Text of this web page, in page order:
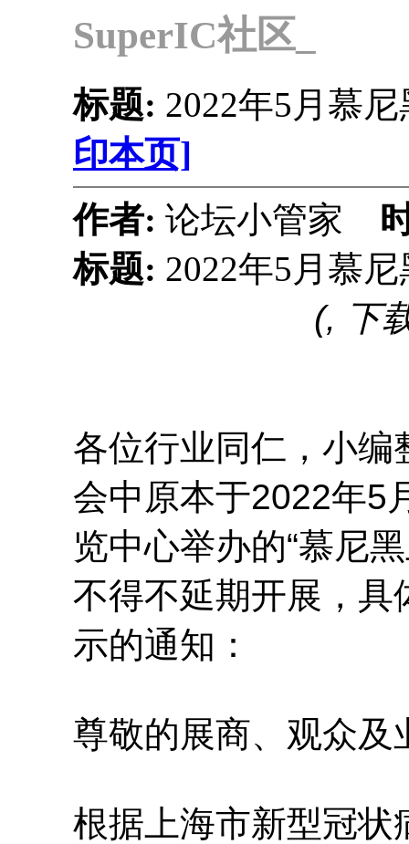
SuperIC社区_
标题: 2022年5月慕
印本页]
作者: 论坛小管家
标题: 2022年5月慕
(, 下
各位行业同仁，小
会中原本于2022年5
览中心举办的“慕尼
不得不延期开展，具
示的通知：
尊敬的展商、观众及
根据上海市新型冠状